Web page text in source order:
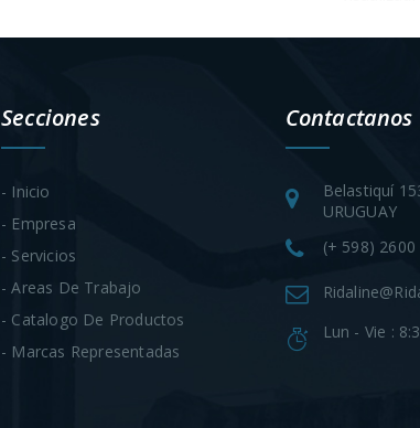
Secciones
- Inicio
- Empresa
- Servicios
- Areas De Trabajo
- Catalogo De Productos
- Marcas Representadas
Contactanos
Belastiquí
URUGUAY
(+ 598)
Lun - Vie :